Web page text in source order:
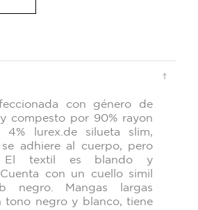
con género de
compesto por 90% rayon
4% lurex.de silueta slim,
adhiere al cuerpo, pero
El textil es blando y
con un cuello simil
negro. Mangas largas
tono negro y blanco, tiene